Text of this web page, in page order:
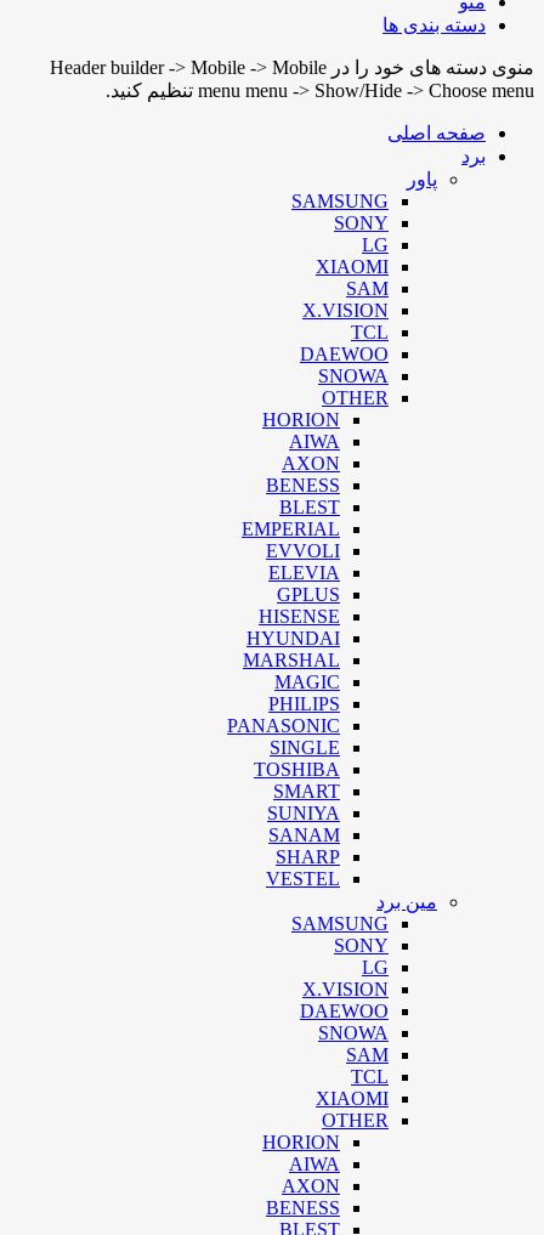
دسته بندی ها
منوی دسته های خود را در Header builder -> Mobile -> Mobile
menu menu -> Show/Hide -> Choose menu تنظیم کنید.
صفحه اصلی
برد
پاور
SAMSUNG
SONY
LG
XIAOMI
SAM
X.VISION
TCL
DAEWOO
SNOWA
OTHER
HORION
AIWA
AXON
BENESS
BLEST
EMPERIAL
EVVOLI
ELEVIA
GPLUS
HISENSE
HYUNDAI
MARSHAL
MAGIC
PHILIPS
PANASONIC
SINGLE
TOSHIBA
SMART
SUNIYA
SANAM
SHARP
VESTEL
مین برد
SAMSUNG
SONY
LG
X.VISION
DAEWOO
SNOWA
SAM
TCL
XIAOMI
OTHER
HORION
AIWA
AXON
BENESS
BLEST